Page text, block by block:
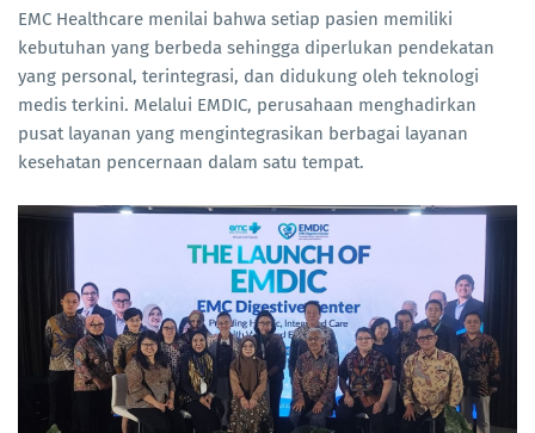
EMC Healthcare menilai bahwa setiap pasien memiliki
kebutuhan yang berbeda sehingga diperlukan pendekatan
yang personal, terintegrasi, dan didukung oleh teknologi
medis terkini. Melalui EMDIC, perusahaan menghadirkan
pusat layanan yang mengintegrasikan berbagai layanan
kesehatan pencernaan dalam satu tempat.